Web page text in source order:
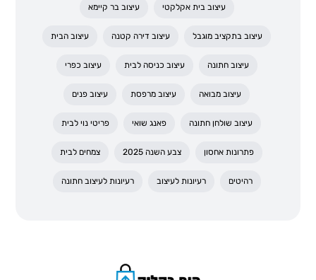
עיצוב בית אקלקטי עיצוב בר קיימא
עיצוב בתקציב מוגבל עיצוב דירה קטנה עיצוב הבית
עיצוב חתונה עיצוב כניסה לבית עיצוב כפרי
עיצוב מבואה עיצוב מרפסת עיצוב פנים
עיצוב שולחן חתונה פאנג שואי פריטי נוי לבית
פתרונות אחסון צבע השנה 2025 צמחים לבית
רהיטים רעיונות לעיצוב רעיונות לעיצוב חתונה